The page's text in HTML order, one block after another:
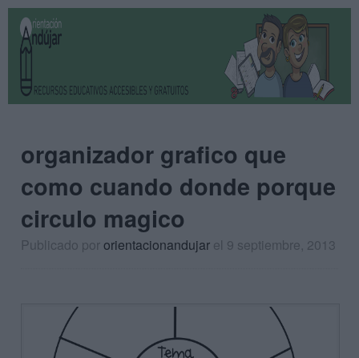
organizador grafico que
como cuando donde porque
circulo magico
Publicado pororientacionandujar el 9 septiembre, 2013